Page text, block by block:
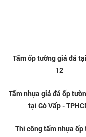
Tấm ốp tường giả đá
12